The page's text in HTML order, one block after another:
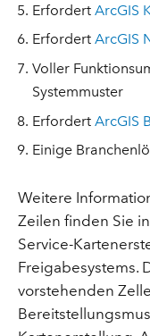
Erfordert ArcGIS
Erfordert ArcGIS
Voller
Systemmuster
Erfordert ArcGIS
Einige
Weitere
Zeilen finden Sie
Service-
Freigabesystems.
vorstehenden